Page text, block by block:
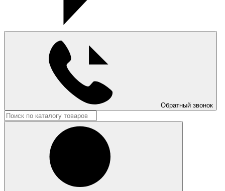
Обратный звонок